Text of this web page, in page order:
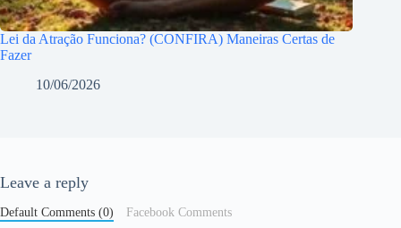
Lei da Atração Funciona? (CONFIRA) Maneiras Certas de
Fazer
10/06/2026
Leave a reply
Default Comments (0) Facebook Comments